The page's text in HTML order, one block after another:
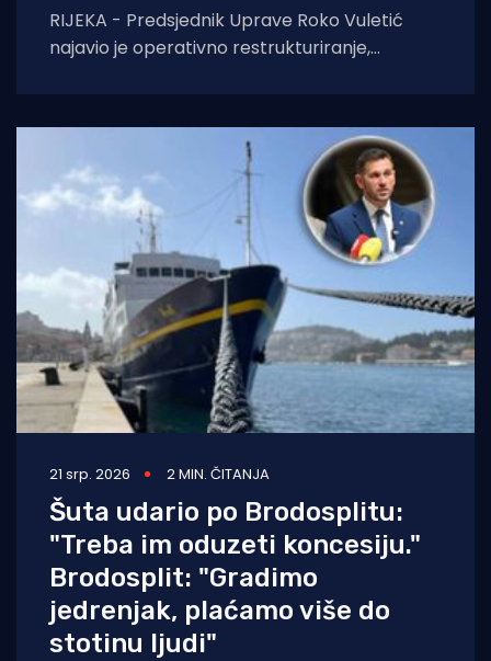
RIJEKA - Predsjednik Uprave Roko Vuletić
najavio je operativno restrukturiranje,
21 srp. 2026 2 MIN. ČITANJA
Šuta udario po Brodosplitu:
"Treba im oduzeti koncesiju."
Brodosplit: "Gradimo
jedrenjak, plaćamo više do
stotinu ljudi"